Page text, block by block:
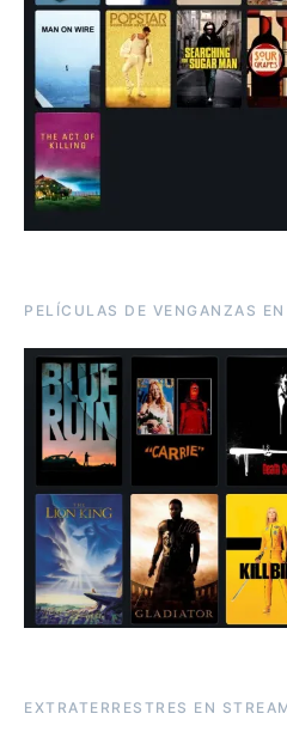
PELÍCULAS DE VENGANZAS
EXTRATERRESTRES EN